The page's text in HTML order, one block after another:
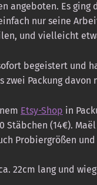
angeboten. Es ging
nur seine
und vielleicht
begeistert und
Packung davon
Etsy-Shop in
Stäbchen (14€).
Probiergrößen
22cm lang und